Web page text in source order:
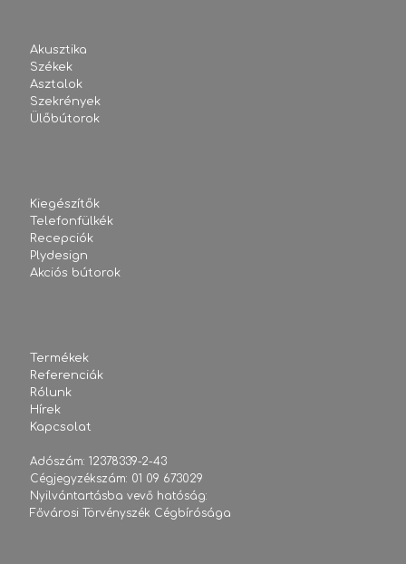
Akusztika
Székek
Asztalok
Szekrények
Ülőbútorok
Kiegészítők
Telefonfülkék
Recepciók
Plydesign
Akciós bútorok
Termékek
Referenciák
Rólunk
Hírek
Kapcsolat
Adószám: 12378339-2-43
Cégjegyzékszám: 01 09 673029
Nyilvántartásba vevő hatóság:
Fővárosi Törvényszék Cégbírósága